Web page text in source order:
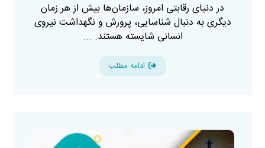
در دنیای رقابتی امروز، سازمان‌ها بیش از هر زمان
دیگری به دنبال شناسایی، پرورش و نگهداشت نیروی
انسانی شایسته هستند. ...
ادامه مطلب